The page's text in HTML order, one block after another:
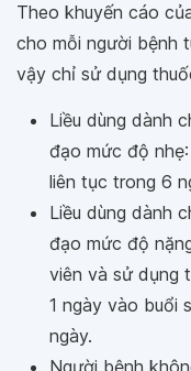
Theo khuyến cáo
cho mỗi người bệnh
vậy chỉ sử dụng
Liều dùng dành
đạo mức độ
liên tục trong 6
Liều dùng dành
đạo mức độ
viên và sử dụng
1 ngày vào buổi
ngày.
Người bệnh